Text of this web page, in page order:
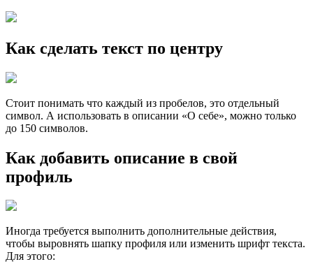
Как сделать текст по центру
Стоит понимать что каждый из пробелов, это отдельный
символ. А использовать в описании «О себе», можно только
до 150 символов.
Как добавить описание в свой
профиль
Иногда требуется выполнить дополнительные действия,
чтобы выровнять шапку профиля или изменить шрифт текста.
Для этого: